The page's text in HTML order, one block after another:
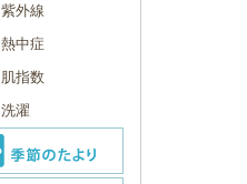
紫外線
熱中症
肌指数
洗濯